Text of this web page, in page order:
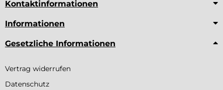
Kontaktinformationen
Informationen
Gesetzliche Informationen
Vertrag widerrufen
Datenschutz